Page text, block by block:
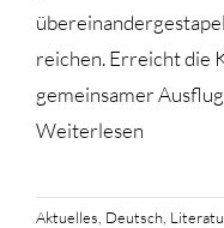
reichen. Erreicht die
gemeinsamer
Weiterlesen
Aktuelles Deutsch